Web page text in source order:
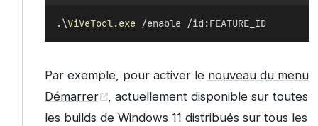
.\ViVeTool.exe /enable /id:FEATURE_ID
Par exemple, pour activer le nouveau du menu
Démarrer
, actuellement disponible sur toutes
les builds de Windows 11 distribués sur tous les